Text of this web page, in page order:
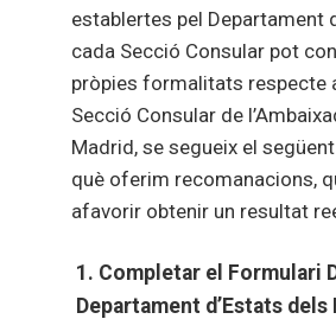
establertes pel Departament
cada Secció Consular pot
pròpies formalitats respecte
Secció Consular de
Madrid, se segueix el
què oferim recomanacions,
afavorir obtenir un resultat
1. Completar el Formulari
Departament d’Estats